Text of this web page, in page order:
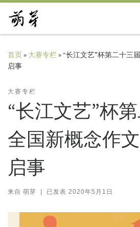
Skip to content
首页» 大赛专栏» “长江文艺”杯第二十三
启事
大赛专栏
“长江文艺”杯
全国新概念作
启事
来自 萌芽 | 已发表 2020年5月1日